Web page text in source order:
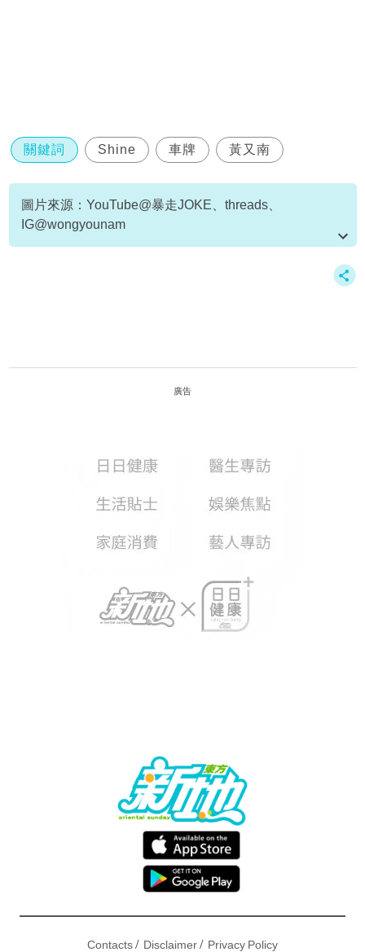
關鍵詞 Shine 車牌 黃又南
圖片來源：YouTube@暴走JOKE、threads、
IG@wongyounam
資料或影片來源：原文刊於新假期
廣告
Contacts/ Disclaimer/ Privacy Policy